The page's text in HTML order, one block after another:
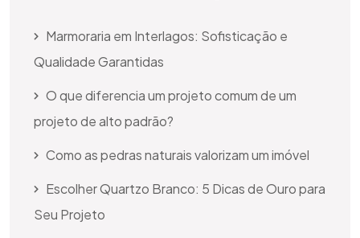
Marmoraria em Interlagos: Sofisticação e
Qualidade Garantidas
O que diferencia um projeto comum de um
projeto de alto padrão?
Como as pedras naturais valorizam um imóvel
Escolher Quartzo Branco: 5 Dicas de Ouro para
Seu Projeto